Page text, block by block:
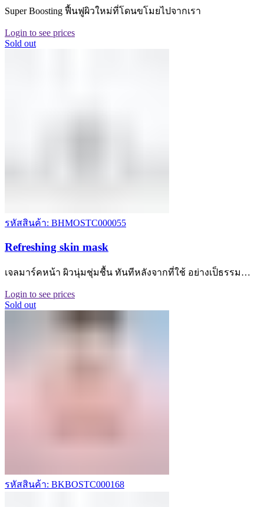
Super Boosting ฟื้นฟูผิวใหม่ที่โดนขโมยไปจากเรา
Login to see prices
Sold out
รหัสสินค้า: BHMOSTC000055
Refreshing skin mask
เจลมาร์คหน้า ผิวนุ่มชุ่มชื้น ทันทีหลังจากที่ใช้ อย่างเป็ธรรม…
Login to see prices
Sold out
รหัสสินค้า: BKBOSTC000168